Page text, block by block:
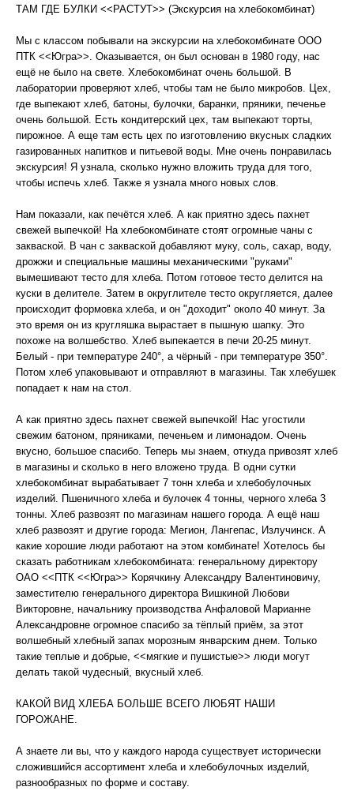
ТАМ ГДЕ БУЛКИ <<РАСТУТ>> (Экскурсия на хлебокомбинат)
Мы с классом побывали на экскурсии на хлебокомбинате ООО
ПТК <<Югра>>. Оказывается, он был основан в 1980 году, нас
ещё не было на свете. Хлебокомбинат очень большой. В
лаборатории проверяют хлеб, чтобы там не было микробов. Цех,
где выпекают хлеб, батоны, булочки, баранки, пряники, печенье
очень большой. Есть кондитерский цех, там выпекают торты,
пирожное. А еще там есть цех по изготовлению вкусных сладких
газированных напитков и питьевой воды. Мне очень понравилась
экскурсия! Я узнала, сколько нужно вложить труда для того,
чтобы испечь хлеб. Также я узнала много новых слов.
Нам показали, как печётся хлеб. А как приятно здесь пахнет
свежей выпечкой! На хлебокомбинате стоят огромные чаны с
закваской. В чан с закваской добавляют муку, соль, сахар, воду,
дрожжи и специальные машины механическими "руками"
вымешивают тесто для хлеба. Потом готовое тесто делится на
куски в делителе. Затем в округлителе тесто округляется, далее
происходит формовка хлеба, и он "доходит" около 40 минут. За
это время он из кругляшка вырастает в пышную шапку. Это
похоже на волшебство. Хлеб выпекается в печи 20-25 минут.
Белый - при температуре 240°, а чёрный - при температуре 350°.
Потом хлеб упаковывают и отправляют в магазины. Так хлебушек
попадает к нам на стол.
А как приятно здесь пахнет свежей выпечкой! Нас угостили
свежим батоном, пряниками, печеньем и лимонадом. Очень
вкусно, большое спасибо. Теперь мы знаем, откуда привозят хлеб
в магазины и сколько в него вложено труда. В одни сутки
хлебокомбинат вырабатывает 7 тонн хлеба и хлебобулочных
изделий. Пшеничного хлеба и булочек 4 тонны, черного хлеба 3
тонны. Хлеб развозят по магазинам нашего города. А ещё наш
хлеб развозят и другие города: Мегион, Лангепас, Излучинск. А
какие хорошие люди работают на этом комбинате! Хотелось бы
сказать работникам хлебокомбината: генеральному директору
ОАО <<ПТК <<Югра>> Корячкину Александру Валентиновичу,
заместителю генерального директора Вишкиной Любови
Викторовне, начальнику производства Анфаловой Марианне
Александровне огромное спасибо за тёплый приём, за этот
волшебный хлебный запах морозным январским днем. Только
такие теплые и добрые, <<мягкие и пушистые>> люди могут
делать такой чудесный, вкусный хлеб.
КАКОЙ ВИД ХЛЕБА БОЛЬШЕ ВСЕГО ЛЮБЯТ НАШИ
ГОРОЖАНЕ.
А знаете ли вы, что у каждого народа существует исторически
сложившийся ассортимент хлеба и хлебобулочных изделий,
разнообразных по форме и составу.